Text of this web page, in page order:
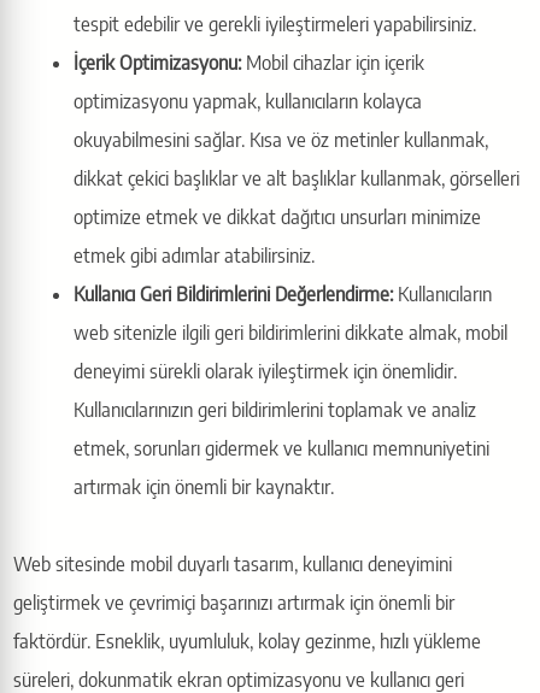
tespit edebilir ve gerekli iyileştirmeleri yapabilirsiniz.
İçerik Optimizasyonu:Mobil cihazlar için içerik
optimizasyonu yapmak, kullanıcıların kolayca
okuyabilmesini sağlar. Kısa ve öz metinler kullanmak,
dikkat çekici başlıklar ve alt başlıklar kullanmak, görselleri
optimize etmek ve dikkat dağıtıcı unsurları minimize
etmek gibi adımlar atabilirsiniz.
Kullanıcı Geri Bildirimlerini Değerlendirme:Kullanıcıların
web sitenizle ilgili geri bildirimlerini dikkate almak, mobil
deneyimi sürekli olarak iyileştirmek için önemlidir.
Kullanıcılarınızın geri bildirimlerini toplamak ve analiz
etmek, sorunları gidermek ve kullanıcı memnuniyetini
artırmak için önemli bir kaynaktır.
Web sitesinde mobil duyarlı tasarım, kullanıcı deneyimini
geliştirmek ve çevrimiçi başarınızı artırmak için önemli bir
faktördür. Esneklik, uyumluluk, kolay gezinme, hızlı yükleme
süreleri, dokunmatik ekran optimizasyonu ve kullanıcı geri